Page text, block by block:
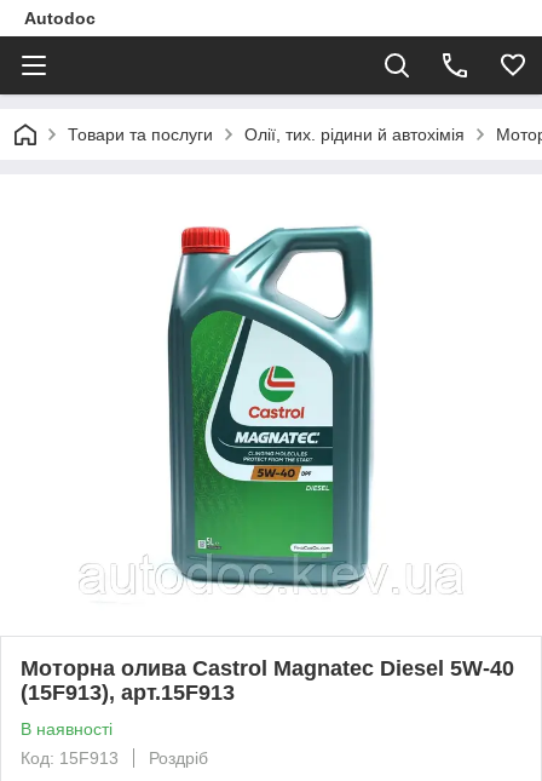
Autodoc
Товари та послуги Олії, тих. рідини й автохімія
Моторна олива Castrol Magnatec Diesel 5W-40
(15F913), арт.15F913
В наявності
Код: 15F913
Роздріб